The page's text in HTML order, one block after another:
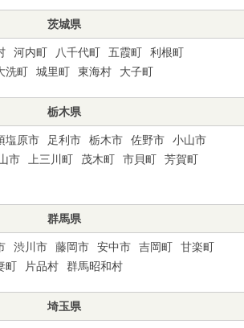
茨城県
河内町 八千代町 五霞町
利根町
洗町 城里町 東海村 大子町
栃木県
塩原市 足利市 栃木市 佐野市
小山市
市 上三川町 茂木町 市貝町
芳賀町
群馬県
渋川市 藤岡市 安中市 吉岡町
甘楽町
町 片品村 群馬昭和村
埼玉県